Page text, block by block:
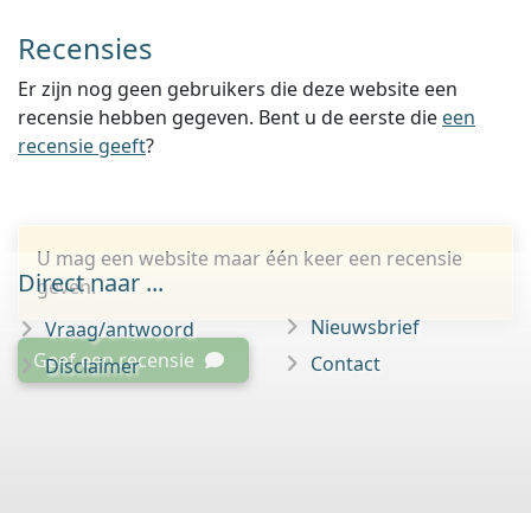
Recensies
Er zijn nog geen gebruikers die deze website een
recensie hebben gegeven. Bent u de eerste die een
recensie geeft?
U mag een website maar één keer een recensie
geven.
Geef een recensie
Direct naar ...
Vraag/antwoord
Disclaimer
Nieuwsbrief
Contact